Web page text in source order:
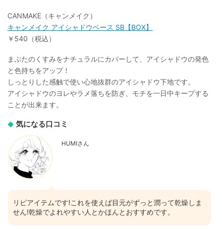
CANMAKE（キャンメイク）
キャンメイク アイシャドウベース SB【BOX】
￥540（税込）
まぶたのくすみをナチュラルにカバーして、アイシャドウの発色
と色持ちをアップ！
しっとりした感触で使い心地抜群のアイシャドウ下地です。
アイシャドウのヨレやラメ落ちを防ぎ、モチを一日中キープする
ことが出来ます。
気になる口コミ
HUMIさん
リピアイテムです!これを使えば目元がずっと潤って乾燥しま
せん!乾燥でよれやすい人とかほんとおすすめです。